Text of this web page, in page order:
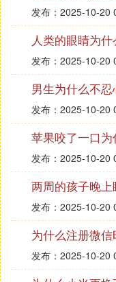
发布：2025-10-20
人类的眼睛为
发布：2025-10-20
男生为什么不
发布：2025-10-20
苹果咬了一口
发布：2025-10-20
两周的孩子晚
发布：2025-10-20
为什么注册微
发布：2025-10-20